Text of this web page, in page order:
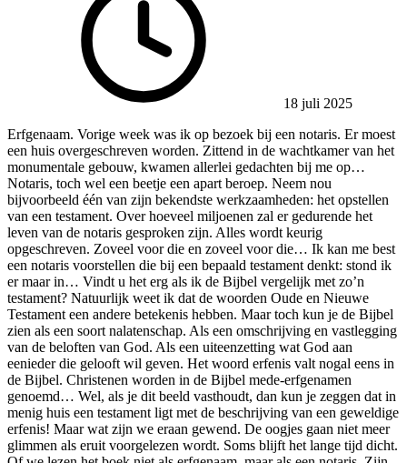
18 juli 2025
Erfgenaam. Vorige week was ik op bezoek bij een notaris. Er moest
een huis overgeschreven worden. Zittend in de wachtkamer van het
monumentale gebouw, kwamen allerlei gedachten bij me op…
Notaris, toch wel een beetje een apart beroep. Neem nou
bijvoorbeeld één van zijn bekendste werkzaamheden: het opstellen
van een testament. Over hoeveel miljoenen zal er gedurende het
leven van de notaris gesproken zijn. Alles wordt keurig
opgeschreven. Zoveel voor die en zoveel voor die… Ik kan me best
een notaris voorstellen die bij een bepaald testament denkt: stond ik
er maar in… Vindt u het erg als ik de Bijbel vergelijk met zo’n
testament? Natuurlijk weet ik dat de woorden Oude en Nieuwe
Testament een andere betekenis hebben. Maar toch kun je de Bijbel
zien als een soort nalatenschap. Als een omschrijving en vastlegging
van de beloften van God. Als een uiteenzetting wat God aan
eenieder die gelooft wil geven. Het woord erfenis valt nogal eens in
de Bijbel. Christenen worden in de Bijbel mede-erfgenamen
genoemd… Wel, als je dit beeld vasthoudt, dan kun je zeggen dat in
menig huis een testament ligt met de beschrijving van een geweldige
erfenis! Maar wat zijn we eraan gewend. De oogjes gaan niet meer
glimmen als eruit voorgelezen wordt. Soms blijft het lange tijd dicht.